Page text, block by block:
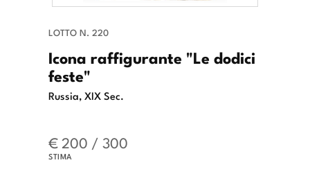
LOTTO N. 220
Icona raffigurante "Le dodici
feste"
Russia, XIX Sec.
€ 200 / 300
STIMA